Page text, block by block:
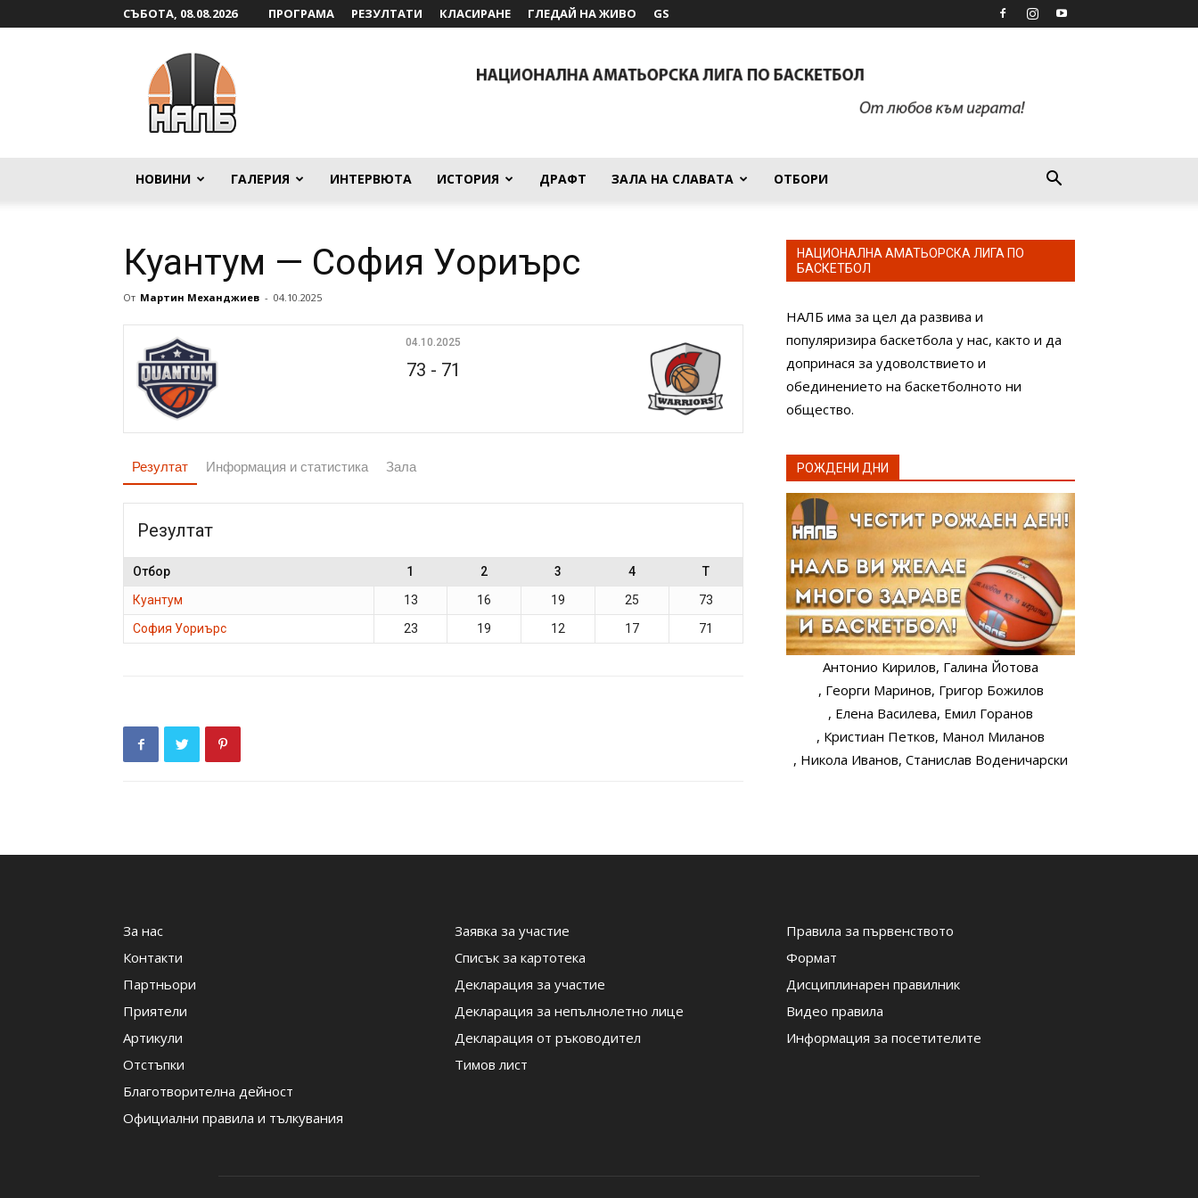
СЪБОТА, 08.08.2026 ПРОГРАМА РЕЗУЛТАТИ КЛАСИРАНЕ ГЛЕДАЙ НА ЖИВО GS
НОВИНИ ГАЛЕРИЯ ИНТЕРВЮТА ИСТОРИЯ ДРАФТ ЗАЛА НА СЛАВАТА ОТБОРИ
Куантум — София Уориърс
От Мартин Механджиев - 04.10.2025
04.10.2025
73 - 71
Резултат Информация и статистика Зала
Резултат
Отбор 1 2 3 4
T
Куантум
13 16 19 25
73
София Уориърс
23 19 12 17 71
НАЦИОНАЛНА АМАТЬОРСКА ЛИГА ПО
БАСКЕТБОЛ
НАЛБ има за цел да развива и
популяризира баскетбола у нас, както и да
допринася за удоволствието и
обединението на баскетболното ни
общество.
РОЖДЕНИ ДНИ
Антонио Кирилов, Галина Йотова
, Георги Маринов, Григор Божилов
, Елена Василева, Емил Горанов
, Кристиан Петков, Манол Миланов
, Никола Иванов, Станислав Воденичарски
За нас
Контакти
Партньори
Приятели
Артикули
Отстъпки
Благотворителна дейност
Официални правила и тълкувания
Заявка за участие
Списък за картотека
Декларация за участие
Декларация за непълнолетно лице
Декларация от ръководител
Тимов лист
Правила за първенството
Формат
Дисциплинарен правилник
Видео правила
Информация за посетителите